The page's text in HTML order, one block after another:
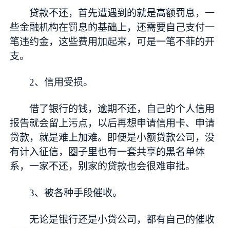
贷款不还，首先遭遇到的就是高额罚息，一
些金融机构在罚息的基础上，还需要自己支付一
笔违约金，这些费用加起来，可是一笔不菲的开
支。
2、信用受损。
借了银行的钱，逾期不还，自己的个人信用
报告就会留上污点，以后再想申请信用卡、申请
贷款，就是难上加难。即便是小额贷款公司，没
有计入征信，圈子里也有一套共享的黑名单体
系，一家不还，别家的贷款也会很难审批。
3、被各种手段催收。
无论是银行还是小贷公司，都有自己的催收